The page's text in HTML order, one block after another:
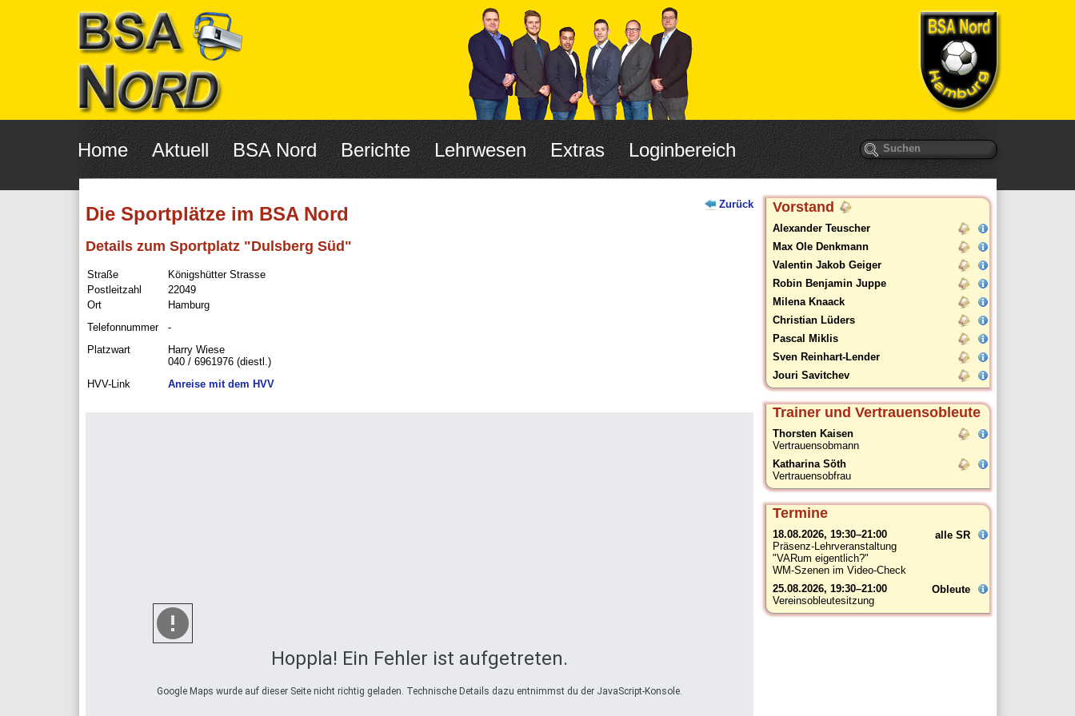
Navigation
überspringen
Home Aktuell BSA Nord Berichte Lehrwesen Extras Loginbereich Suchbegriffe
Die Sportplätze im BSA Nord
Details zum Sportplatz "Dulsberg Süd"
Straße
Königshütter Strasse
Postleitzahl
22049
Ort
Hamburg
Telefonnummer
-
Platzwart
Harry Wiese
040 / 6961976 (diestl.)
HVV-Link
Anreise mit dem HVV
Zurück
Hoppla! Ein Fehler ist aufgetreten.
Google Maps wurde auf dieser Seite nicht richtig geladen. Technische Details dazu entnimmst du der JavaScript-Konsole.
Vorstand
Alexander Teuscher
Max Ole Denkmann
Valentin Jakob Geiger
Robin Benjamin Juppe
Milena Knaack
Christian Lüders
Pascal Miklis
Sven Reinhart-Lender
Jouri Savitchev
Trainer und Vertrauensobleute
Thorsten Kaisen
Vertrauensobmann
Katharina Söth
Vertrauensobfrau
Termine
alle SR
18.08.2026, 19:30–21:00
Präsenz-Lehrveranstaltung
"VARum eigentlich?"
WM-Szenen im Video-Check
Obleute
25.08.2026, 19:30–21:00
Vereinsobleutesitzung